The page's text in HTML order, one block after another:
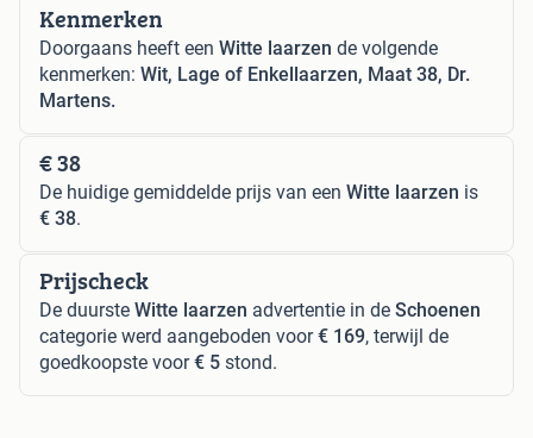
Kenmerken
Doorgaans heeft een Witte laarzen de volgende
kenmerken: Wit, Lage of Enkellaarzen, Maat 38, Dr.
Martens.
€ 38
De huidige gemiddelde prijs van een Witte laarzen is
€ 38.
Prijscheck
De duurste Witte laarzen advertentie in de Schoenen
categorie werd aangeboden voor€ 169, terwijl de
goedkoopste voor€ 5 stond.